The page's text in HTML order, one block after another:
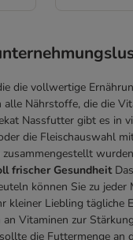
die vollwertige
Nährstoffe, die die
Nassfutter gibt es in
die Fleischauswahl
frischer Gesundheit
können Sie zu jeder
Liebling tägliche
Vitaminen zur
die Futtermenge an